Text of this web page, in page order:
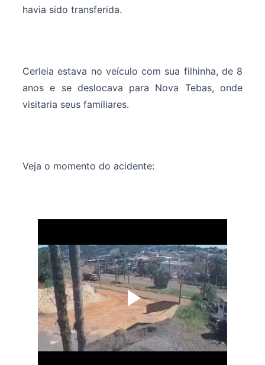
havia sido transferida.
Cerleia estava no veículo com sua filhinha, de 8
anos e se deslocava para Nova Tebas, onde
visitaria seus familiares.
Veja o momento do acidente: